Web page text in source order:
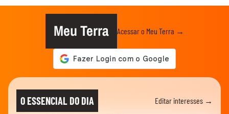
Meu Terra Acessar o Meu Terra →
O ESSENCIAL DO DIA Editar interesses →